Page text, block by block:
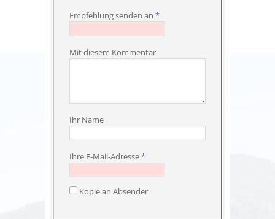
Empfehlung senden an *
Mit diesem Kommentar
Ihr Name
Ihre E-Mail-Adresse*
Kopie an Absender